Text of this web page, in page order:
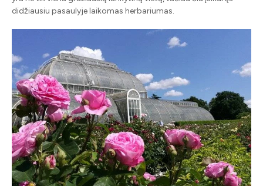
didžiausiu pasaulyje laikomas herbariumas.